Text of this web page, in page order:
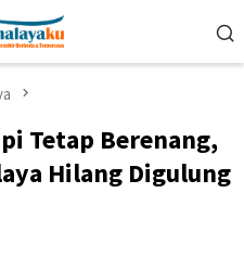
Tetap Berenang,
Hilang Digulung